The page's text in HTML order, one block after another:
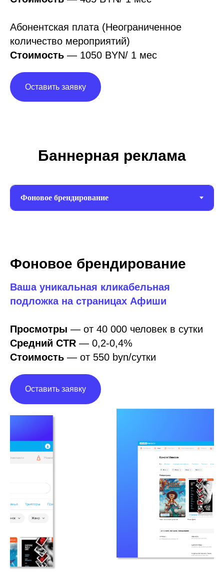
Абонентская плата (Неограниченное
количество мероприятий)
Стоимость — 1050 BYN/ 1 мес
Оставить заявку
Баннерная реклама
Фоновое брендирование
Ваша уникальная кликабельная
подложка на страницах Афиши
Просмотры — от 40 000 человек в сутки
Средний CTR — 0,2-0,4%
Стоимость — от 550 byn/сутки
Оставить заявку